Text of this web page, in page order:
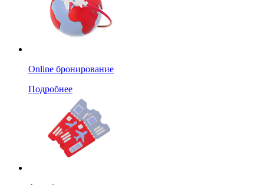
Online бронирование
Подробнее